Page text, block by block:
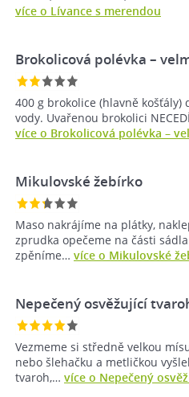
více o Lívance s merendou
Brokolicová polévka –⁠
400 g brokolice (hlavně
vody. Uvařenou brokolici
více o Brokolicová polévka –⁠
Mikulovské žebírko
Maso nakrájíme na plátky,
zprudka opečeme na části
zpěníme… více o Mikulovské
Nepečený osvěžující
Vezmeme si středně velkou
nebo šlehačku a metličkou
tvaroh,… více o Nepečený